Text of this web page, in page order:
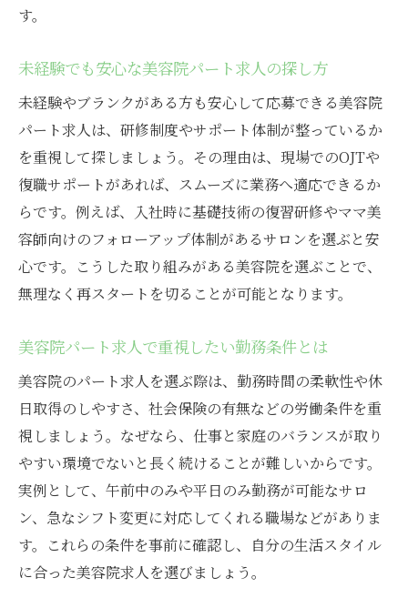
家庭都合に対応できる美容院パートの強み
美容院パートスタイリストの理想のワーク
ライフ
美容院勤務で無理なく続けるパート勤務の
コツ
美容院でスキル活かす主婦パートの新しい選択
肢
美容院パート勤務で活かせる主婦の経験と
技術
イント
美容院でキャリアアップを目指す主婦の挑
戦
パート勤務で美容院スキルを伸ばす方法
美容院パートで得られる主婦のやりがい事
美容院で新たな役割に挑戦する主婦パート
子育て世代に人気の美容院パート勤務とは
す。
未経験でも安心な美容院パート求人の探し方
未経験やブランクがある方も安心して応募できる美容院
パート求人は、研修制度やサポート体制が整っているか
を重視して探しましょう。その理由は、現場でのOJTや
復職サポートがあれば、スムーズに業務へ適応できるか
らです。例えば、入社時に基礎技術の復習研修やママ美
容師向けのフォローアップ体制があるサロンを選ぶと安
心です。こうした取り組みがある美容院を選ぶことで、
無理なく再スタートを切ることが可能となります。
美容院パート求人で重視したい勤務条件とは
美容院のパート求人を選ぶ際は、勤務時間の柔軟性や休
日取得のしやすさ、社会保険の有無などの労働条件を重
視しましょう。なぜなら、仕事と家庭のバランスが取り
やすい環境でないと長く続けることが難しいからです。
実例として、午前中のみや平日のみ勤務が可能なサロ
ン、急なシフト変更に対応してくれる職場などがありま
す。これらの条件を事前に確認し、自分の生活スタイル
に合った美容院求人を選びましょう。